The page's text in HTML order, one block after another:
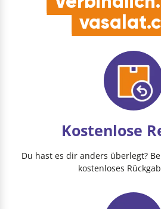
Kostenlose
Du hast es dir anders überlegt?
kostenloses